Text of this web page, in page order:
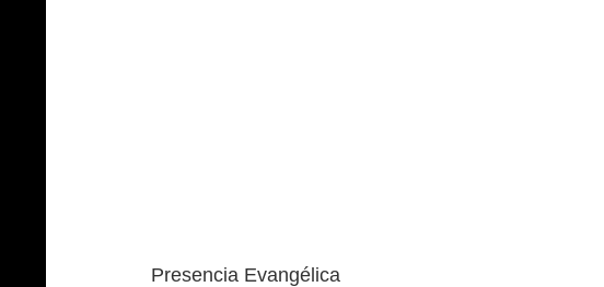
Presencia Evangélica